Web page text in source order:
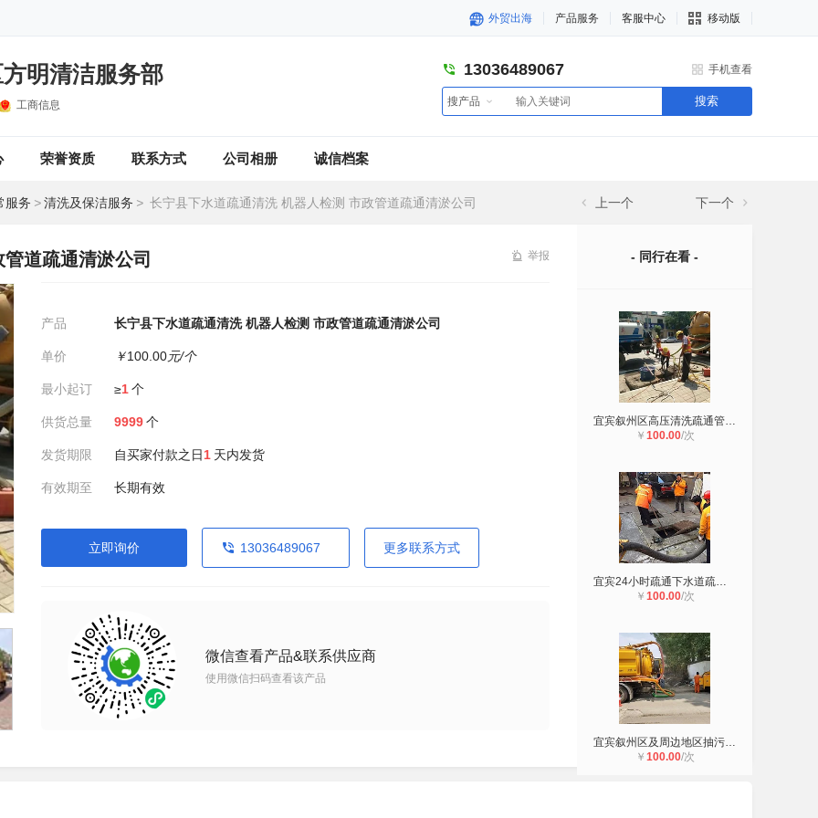
外贸出海 产品服务 客服中心 移动版
明清洁服务部
工商信息
13036489067 手机查看
搜产品 搜索
荣誉资质 联系方式 公司相册 诚信档案
服务 >清洗及保洁服务 > 长宁县下水道疏通清洗 机器人检测 市政管道疏通清淤公司 上一个 下一个
道疏通清淤公司 举报
产品 长宁县下水道疏通清洗 机器人检测 市政管道疏通清淤公司
单价 ￥100.00元/个
最小起订 ≥1个
供货总量 9999个
发货期限 自买家付款之日1 天内发货
有效期至 长期有效
立即询价 13036489067 更多联系方式
微信查看产品&联系供应商
使用微信扫码查看该产品
- 同行在看 -
宜宾叙州区高压清洗疏通管道清淤、市
￥ 100.00/次
宜宾24小时疏通下水道疏通厕所马桶
￥ 100.00/次
宜宾叙州区及周边地区抽污水抽泥浆清
￥ 100.00/次